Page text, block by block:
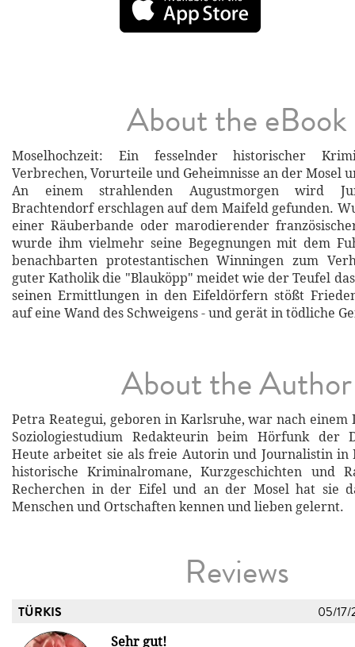
About the eBook
Moselhochzeit: Ein fesselnder historischer
Verbrechen, Vorurteile und Geheimnisse an der Mosel
An einem strahlenden Augustmorgen wird
Brachtendorf erschlagen auf dem Maifeld gefunden.
einer Räuberbande oder marodierender
wurde ihm vielmehr seine Begegnungen mit dem
benachbarten protestantischen Winningen zum
guter Katholik die "Blauköpp" meidet wie der Teufel
seinen Ermittlungen in den Eifeldörfern stößt
auf eine Wand des Schweigens - und gerät in tödliche
About the Author
Petra Reategui, geboren in Karlsruhe, war nach einem
Soziologiestudium Redakteurin beim Hörfunk der
Heute arbeitet sie als freie Autorin und Journalistin in
historische Kriminalromane, Kurzgeschichten und
Recherchen in der Eifel und an der Mosel hat sie
Menschen und Ortschaften kennen und lieben gelernt.
Reviews
TÜRKIS 05/17/
Sehr gut!